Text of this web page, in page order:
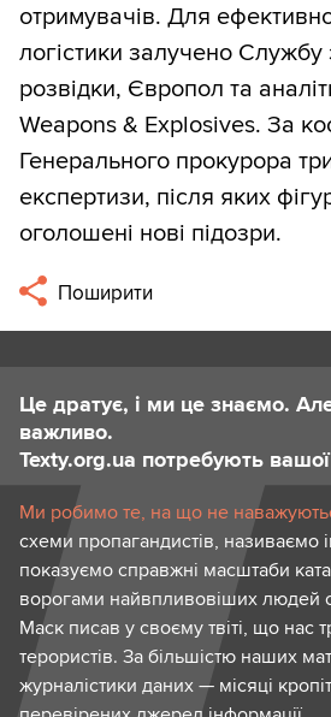
отримувачів. Для
логістики залучено Службу
розвідки, Європол та
Weapons & Explosives. За
Генерального прокурора
експертизи, після яких
оголошені нові підозри.
Поширити
Це дратує, і ми це знаємо.
важливо.
Texty.org.ua потребують
Ми робимо те, на що не
схеми пропагандистів, називаємо
показуємо справжні масштаби
ворогами найвпливовіших людей
Маск писав у своєму твіті, що нас
терористів. За більшістю наших
журналістики даних — місяці